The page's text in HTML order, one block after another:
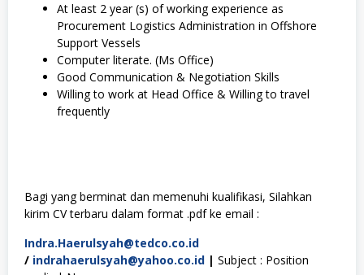
At least 2 year (s) of working experience as
Procurement Logistics Administration in Offshore
Support Vessels
Computer literate. (Ms Office)
Good Communication & Negotiation Skills
Willing to work at Head Office & Willing to travel
frequently
Bagi yang berminat dan memenuhi kualifikasi, Silahkan
kirim CV terbaru dalam format .pdf ke email :
Indra.Haerulsyah@tedco.co.id
/ indrahaerulsyah@yahoo.co.id | Subject : Position